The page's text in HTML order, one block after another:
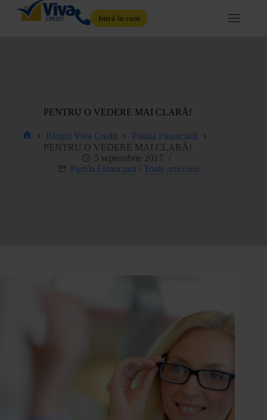
Intră în cont
PENTRU O VEDERE MAI CLARĂ!
Blogul Viva Credit
Pastila Financiară
PENTRU O VEDERE MAI CLARĂ!
5 septembrie 2017
Pastila Financiară / Toate articolele